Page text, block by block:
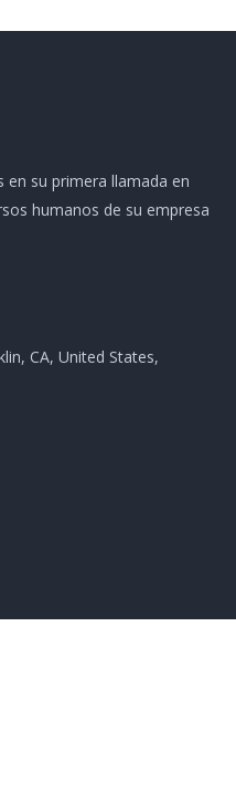
su primera llamada en
humanos de su empresa
CA, United States,